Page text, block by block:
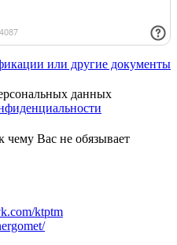
или другие документы
данных
чему Вас не обязывает
ktptm